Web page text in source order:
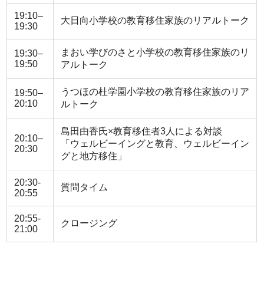
19:10–
19:30
大日向小学校の教育移住家族のリアルトーク
19:30–
19:50
まおい学びのさと小学校の教育移住家族のリ
アルトーク
19:50–
20:10
うつほの杜学園小学校の教育移住家族のリア
ルトーク
20:10–
20:30
島田由香氏×教育移住者3人による対談
「ウェルビーイングと教育、ウェルビーイン
グと地方移住」
20:30-
20:55
質問タイム
20:55-
21:00
クロージング